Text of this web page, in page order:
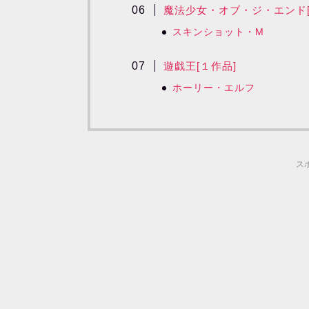
魔法少女・オブ・ジ・エン
スキンショット・M
遊戯王[１作品]
ホーリー・エルフ
ス